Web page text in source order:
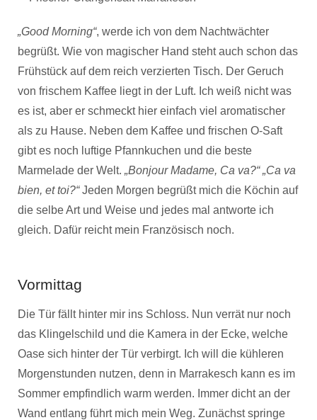
„Good Morning“, werde ich von dem Nachtwächter
begrüßt. Wie von magischer Hand steht auch schon das
Frühstück auf dem reich verzierten Tisch. Der Geruch
von frischem Kaffee liegt in der Luft. Ich weiß nicht was
es ist, aber er schmeckt hier einfach viel aromatischer
als zu Hause. Neben dem Kaffee und frischen O-Saft
gibt es noch luftige Pfannkuchen und die beste
Marmelade der Welt. „Bonjour Madame, Ca va?“ „Ca va
bien, et toi?“Jeden Morgen begrüßt mich die Köchin auf
die selbe Art und Weise und jedes mal antworte ich
gleich. Dafür reicht mein Französisch noch.
Vormittag
Die Tür fällt hinter mir ins Schloss. Nun verrät nur noch
das Klingelschild und die Kamera in der Ecke, welche
Oase sich hinter der Tür verbirgt. Ich will die kühleren
Morgenstunden nutzen, denn in Marrakesch kann es im
Sommer empfindlich warm werden. Immer dicht an der
Wand entlang führt mich mein Weg. Zunächst springe